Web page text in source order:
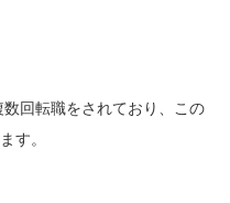
回転職をされており、この
す。